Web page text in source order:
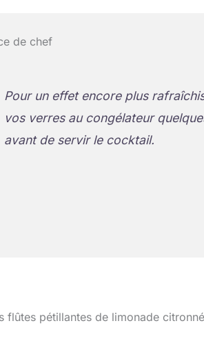
de chef
Pour un effet encore plus
vos verres au congélateur
avant de servir le cocktail.
pétillantes de limonade